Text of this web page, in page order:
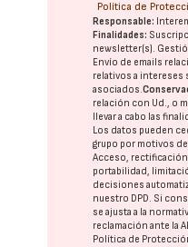
Política de
Responsable:
Finalidades:
newsletter(s).
Envío de emails
relativos a intereses
asociados.
relación con Ud., o
llevar a cabo las
Los datos pueden
grupo por motivos
Acceso,
portabilidad,
decisiones
nuestro DPD. Si
se ajusta a la
reclamación ante la
Política de